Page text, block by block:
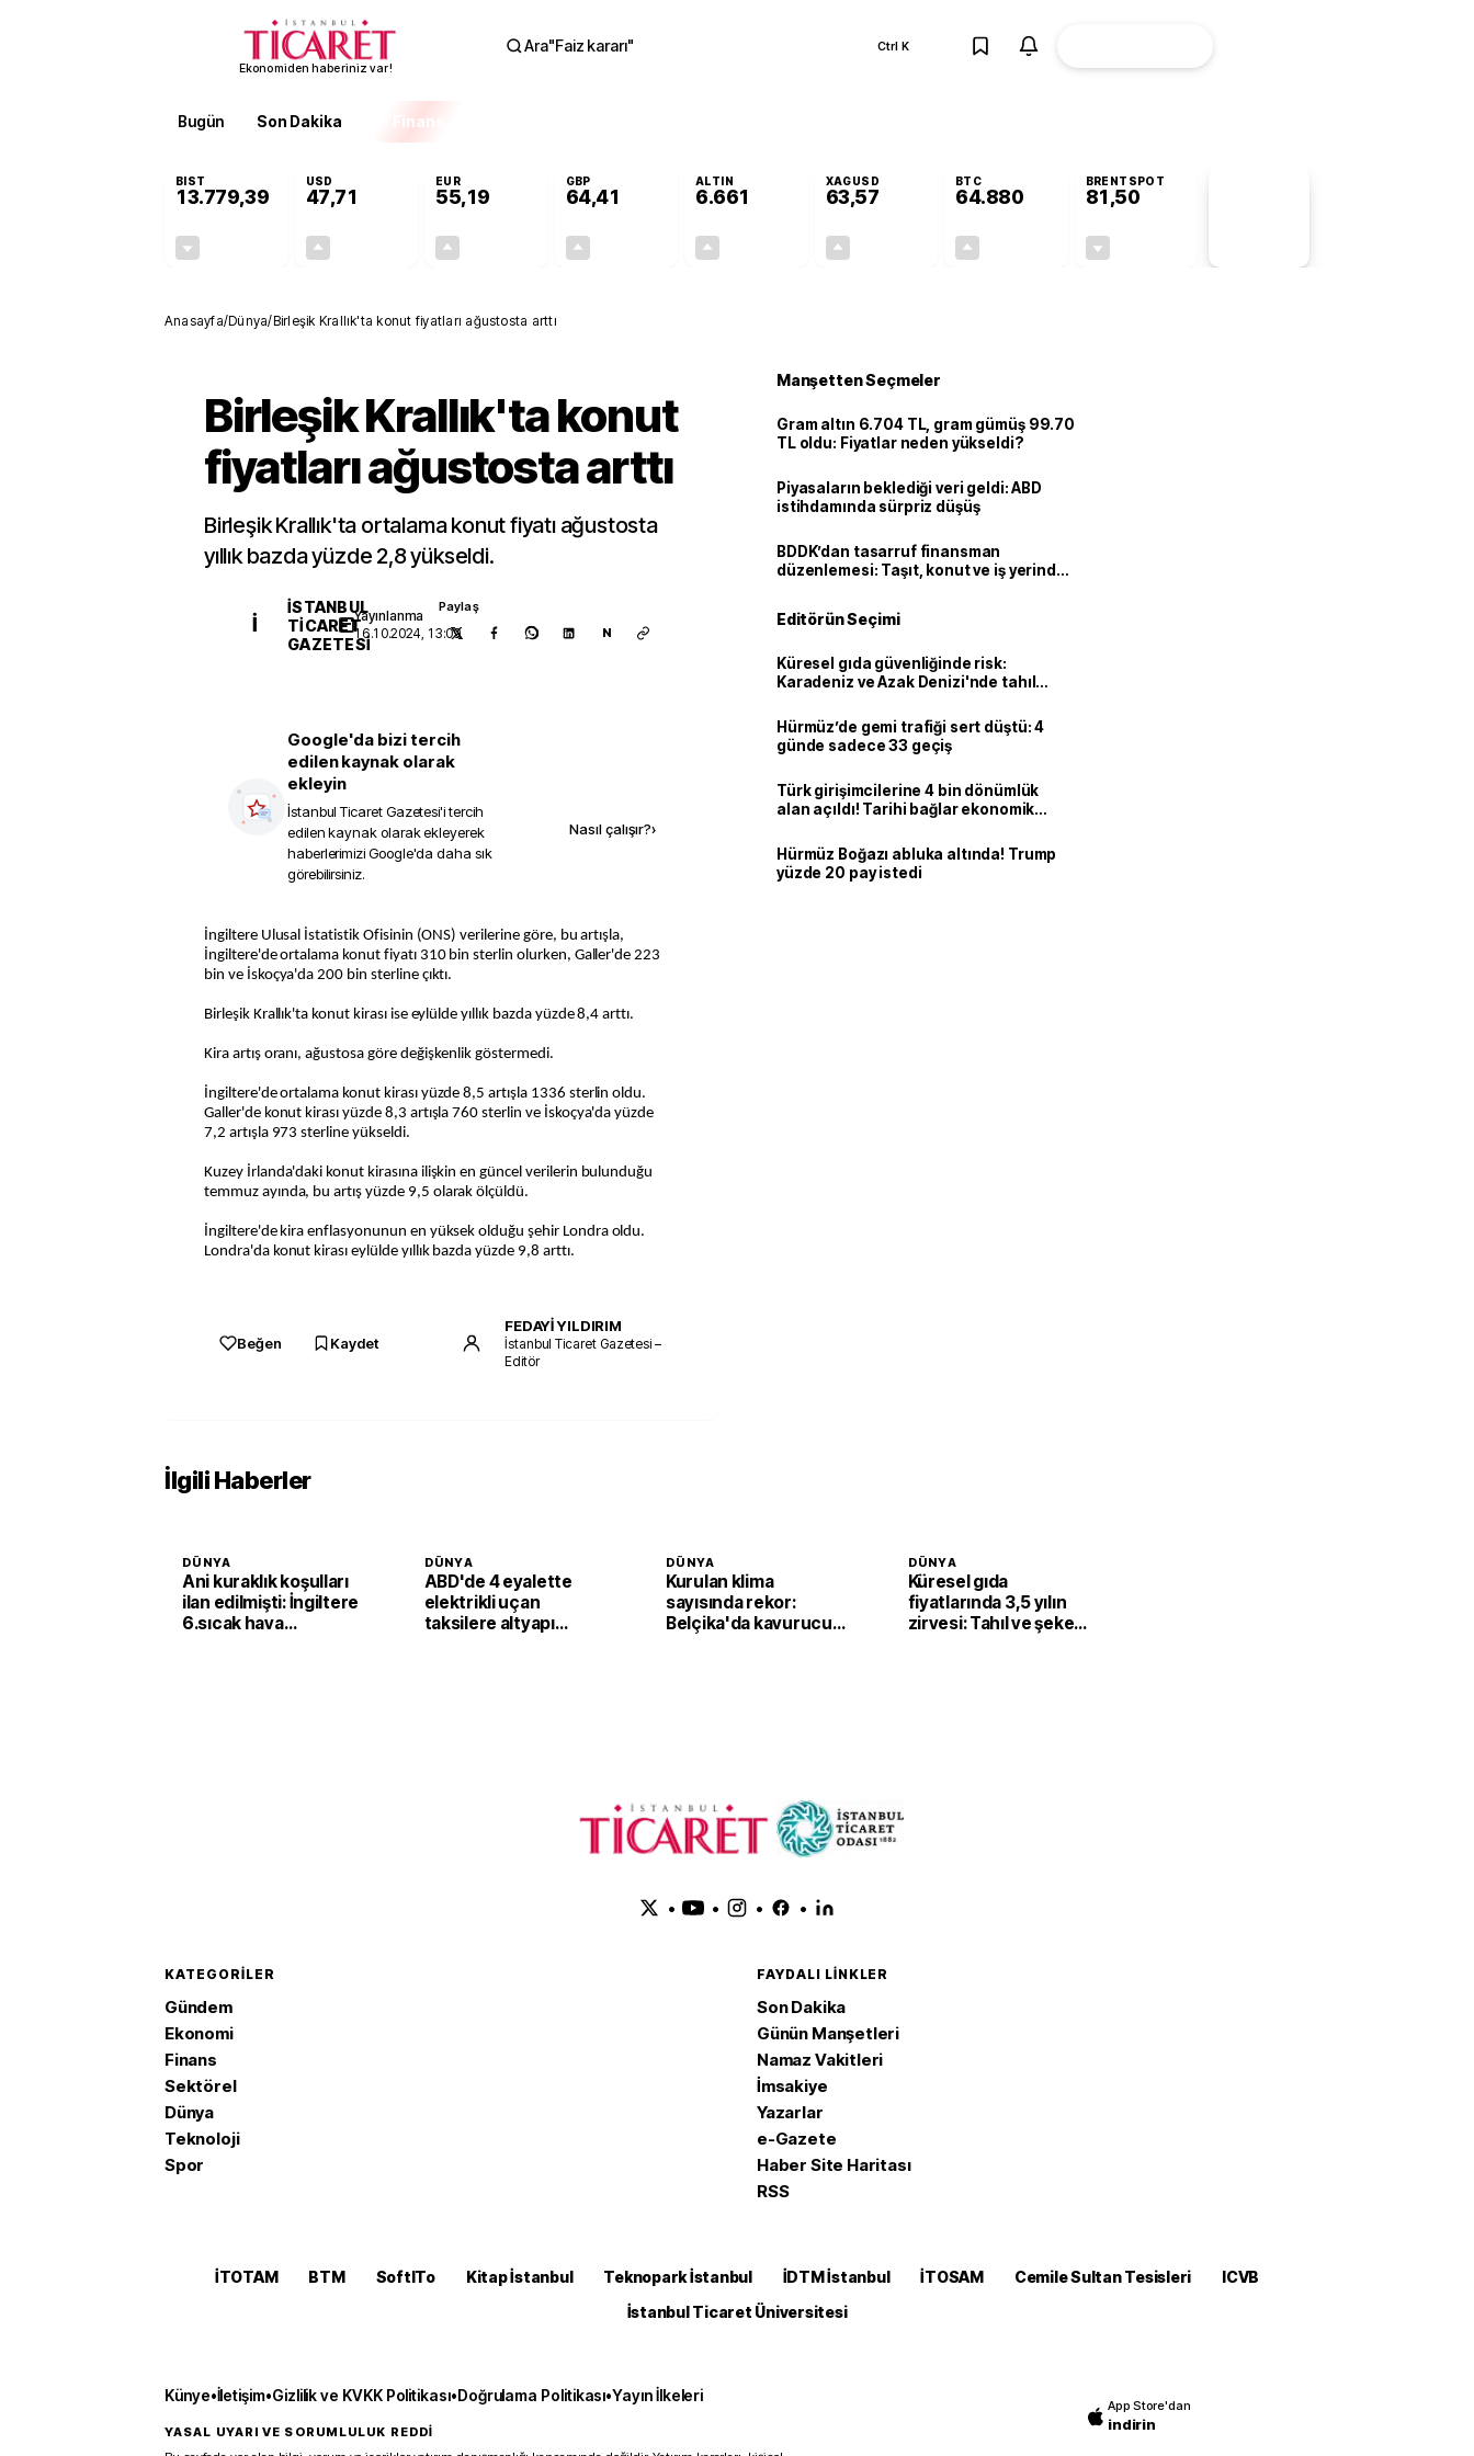
Ekonomiden haberiniz var!
Ara"Faiz kararı" Ctrl K
Bugün Son Dakika Finans
BIST
13.779,39
USD
47,71
EUR
55,19
GBP
64,41
ALTIN
6.661
XAGUSD
63,57
BTC
64.880
BRENTSPOT
81,50
Anasayfa/Dünya/Birleşik Krallık'ta konut fiyatları ağustosta arttı
Birleşik Krallık'ta konut
fiyatları ağustosta arttı
Birleşik Krallık'ta ortalama konut fiyatı ağustosta
yıllık bazda yüzde 2,8 yükseldi.
İ
İSTANBUL
TICARET
GAZETESI
Yayınlanma
16.10.2024, 13:09
Paylaş
N
Google'da bizi tercih
edilen kaynak olarak
ekleyin
İstanbul Ticaret Gazetesi'i tercih
edilen kaynak olarak ekleyerek
haberlerimizi Google'da daha sık
görebilirsiniz.
Nasıl çalışır?›
İngiltere Ulusal İstatistik Ofisinin (ONS) verilerine göre, bu artışla,
İngiltere'de ortalama konut fiyatı 310 bin sterlin olurken, Galler'de 223
bin ve İskoçya'da 200 bin sterline çıktı.
Birleşik Krallık'ta konut kirası ise eylülde yıllık bazda yüzde 8,4 arttı.
Kira artış oranı, ağustosa göre değişkenlik göstermedi.
İngiltere'de ortalama konut kirası yüzde 8,5 artışla 1336 sterlin oldu.
Galler'de konut kirası yüzde 8,3 artışla 760 sterlin ve İskoçya'da yüzde
7,2 artışla 973 sterline yükseldi.
Kuzey İrlanda'daki konut kirasına ilişkin en güncel verilerin bulunduğu
temmuz ayında, bu artış yüzde 9,5 olarak ölçüldü.
İngiltere'de kira enflasyonunun en yüksek olduğu şehir Londra oldu.
Londra'da konut kirası eylülde yıllık bazda yüzde 9,8 arttı.
Beğen Kaydet
FEDAYİ YILDIRIM
İstanbul Ticaret Gazetesi –
Editör
Manşetten Seçmeler
Gram altın 6.704 TL, gram gümüş 99.70
TL oldu: Fiyatlar neden yükseldi?
Piyasaların beklediği veri geldi: ABD
istihdamında sürpriz düşüş
BDDK’dan tasarruf finansman
düzenlemesi: Taşıt, konut ve iş yerinde
Editörün Seçimi
Küresel gıda güvenliğinde risk:
Karadeniz ve Azak Denizi'nde tahıl
Hürmüz’de gemi trafiği sert düştü: 4
günde sadece 33 geçiş
Türk girişimcilerine 4 bin dönümlük
alan açıldı! Tarihi bağlar ekonomik
Hürmüz Boğazı abluka altında! Trump
yüzde 20 pay istedi
İlgili Haberler
DÜNYA
Ani kuraklık koşulları
ilan edilmişti: İngiltere
6.sıcak hava
DÜNYA
ABD'de 4 eyalette
elektrikli uçan
taksilere altyapı
DÜNYA
Kurulan klima
sayısında rekor:
Belçika'da kavurucu
DÜNYA
Küresel gıda
fiyatlarında 3,5 yılın
zirvesi: Tahıl ve şeker
• • • •
KATEGORILER
Gündem
Ekonomi
Finans
Sektörel
Dünya
Teknoloji
Spor
FAYDALI LINKLER
Son Dakika
Günün Manşetleri
Namaz Vakitleri
İmsakiye
Yazarlar
e-Gazete
Haber Site Haritası
RSS
İTOTAM BTM SoftITo Kitap İstanbul Teknopark İstanbul İDTM İstanbul İTOSAM Cemile Sultan Tesisleri
ICVB
İstanbul Ticaret Üniversitesi
Künye•İletişim•Gizlilik ve KVKK Politikası•Doğrulama Politikası•Yayın İlkeleri
YASAL UYARI VE SORUMLULUK REDDİ
App Store'dan
indirin